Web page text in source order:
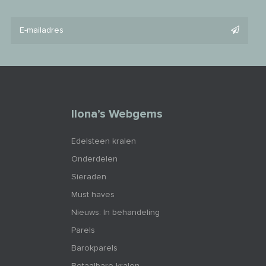
Ilona’s Webgems
Edelsteen kralen
Onderdelen
Sieraden
Must haves
Nieuws: In behandeling
Parels
Barokparels